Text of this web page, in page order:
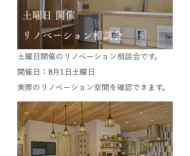
土曜日 開催
​リノベーション相談会
土曜日開催のリノベーション相談会です。
​​開催日：8月1日土曜日
実際のリノベーション空間を確認できます。